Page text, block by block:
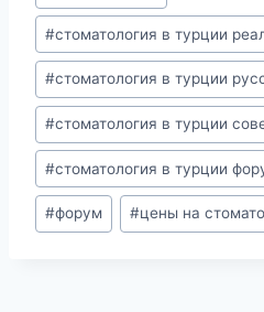
#стоматология в турции
#стоматология в турции
#стоматология в турции
#стоматология в турции
#форум #цены на